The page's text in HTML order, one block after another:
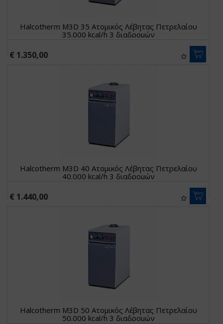
Halcotherm M3D 35 Ατομικός Λέβητας Πετρελαίου
35.000 kcal/h 3 διαδρομών
€ 1.350,00
Halcotherm M3D 40 Ατομικός Λέβητας Πετρελαίου
40.000 kcal/h 3 διαδρομών
€ 1.440,00
Halcotherm M3D 50 Ατομικός Λέβητας Πετρελαίου
50.000 kcal/h 3 διαδρομών